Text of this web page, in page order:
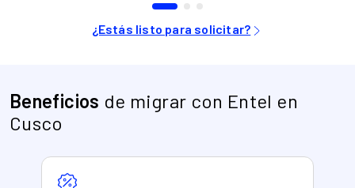
Beneficios de migrar con Entel en
Cusco